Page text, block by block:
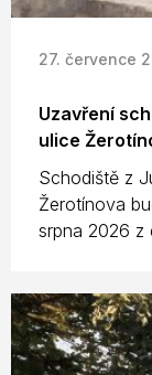
27. července
Uzavření
ulice
Schodiště z
Žerotínova
srpna 2026 z